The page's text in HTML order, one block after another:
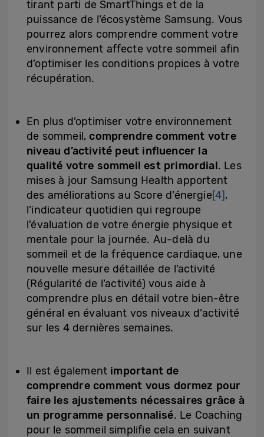
tirant parti de SmartThings et de la
puissance de l’écosystème Samsung. Vous
pourrez alors comprendre comment votre
environnement affecte votre sommeil afin
d’optimiser les conditions propices à votre
récupération.
En plus d’optimiser votre environnement
de sommeil, comprendre comment votre
niveau d’activité peut influencer la
qualité votre sommeil est primordial. Les
mises à jour Samsung Health apportent
des améliorations au Score d’énergie[4],
l’indicateur quotidien qui regroupe
l’évaluation de votre énergie physique et
mentale pour la journée. Au-delà du
sommeil et de la fréquence cardiaque, une
nouvelle mesure détaillée de l’activité
(Régularité de l’activité) vous aide à
comprendre plus en détail votre bien-être
général en évaluant vos niveaux d’activité
sur les 4 dernières semaines.
Il est également important de
comprendre comment vous dormez pour
faire les ajustements nécessaires grâce à
un programme personnalisé. Le Coaching
pour le sommeil simplifie cela en suivant